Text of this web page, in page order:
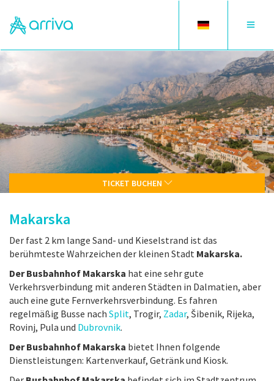
Toggle
Toggle
TICKET BUCHEN
Makarska
Der fast 2 km lange Sand- und Kieselstrand ist das
berühmteste Wahrzeichen der kleinen Stadt Makarska.
Der Busbahnhof Makarska hat eine sehr gute
Verkehrsverbindung mit anderen Städten in Dalmatien, aber
auch eine gute Fernverkehrsverbindung. Es fahren
regelmäßig Busse nach Split, Trogir, Zadar, Šibenik, Rijeka,
Rovinj, Pula und Dubrovnik.
Der Busbahnhof Makarska bietet Ihnen folgende
Dienstleistungen: Kartenverkauf, Getränk und Kiosk.